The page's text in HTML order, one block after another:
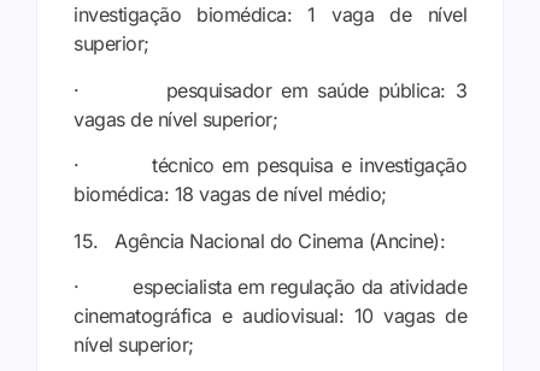
investigação biomédica: 1 vaga de nível
superior;
· pesquisador em saúde pública: 3
vagas de nível superior;
· técnico em pesquisa e investigação
biomédica: 18 vagas de nível médio;
15. Agência Nacional do Cinema (Ancine):
· especialista em regulação da atividade
cinematográfica e audiovisual: 10 vagas de
nível superior;